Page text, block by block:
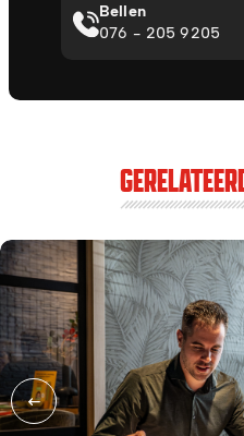
Bellen
076 - 205 9205